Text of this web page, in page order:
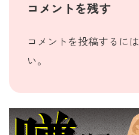
コメントを残す
コメントを投稿するには
い。